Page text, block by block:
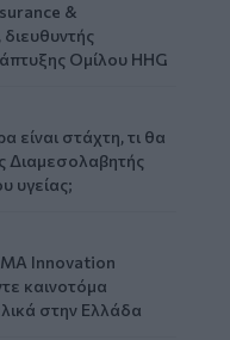
&
Ομίλου HHG
είναι στάχτη, τι θα
Διαμεσολαβητής
υγείας;
Innovation
καινοτόμα
στην Ελλάδα